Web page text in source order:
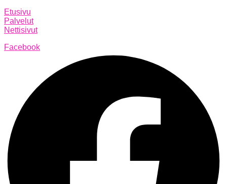
Etusivu
Palvelut
Nettisivut
Facebook